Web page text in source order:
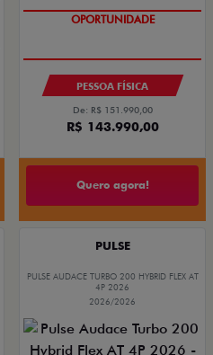
OPORTUNIDADE
PESSOA FÍSICA
De: R$ 151.990,00
R$ 143.990,00
Quero agora!
PULSE
PULSE AUDACE TURBO 200 HYBRID FLEX AT
4P 2026
2026/2026